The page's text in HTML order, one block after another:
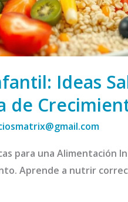
Ideas
de
para una Alimentación
Aprende a nutrir